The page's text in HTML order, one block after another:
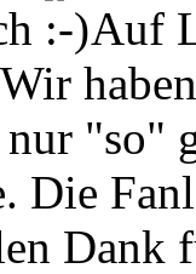
Auf L
nur "so"
Die
Dank